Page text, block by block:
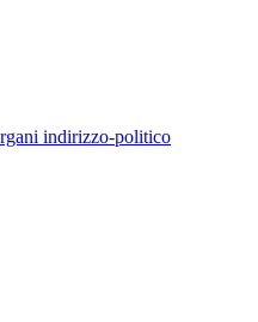
indirizzo-politico